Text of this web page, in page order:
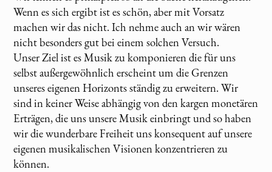
Wenn es sich ergibt ist es schön, aber mit Vorsatz
machen wir das nicht. Ich nehme auch an wir wären
nicht besonders gut bei einem solchen Versuch.
Unser Ziel ist es Musik zu komponieren die für uns
selbst außergewöhnlich erscheint um die Grenzen
unseres eigenen Horizonts ständig zu erweitern. Wir
sind in keiner Weise abhängig von den kargen monetären
Erträgen, die uns unsere Musik einbringt und so haben
wir die wunderbare Freiheit uns konsequent auf unsere
eigenen musikalischen Visionen konzentrieren zu
können.